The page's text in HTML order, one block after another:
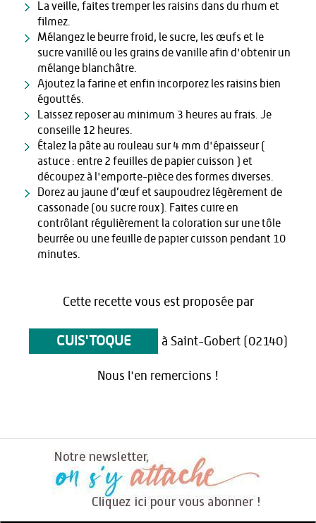
La veille, faites tremper les raisins dans du rhum et
filmez.
Mélangez le beurre froid, le sucre, les œufs et le
sucre vanillé ou les grains de vanille afin d'obtenir un
mélange blanchâtre.
Ajoutez la farine et enfin incorporez les raisins bien
égouttés.
Laissez reposer au minimum 3 heures au frais. Je
conseille 12 heures.
Étalez la pâte au rouleau sur 4 mm d'épaisseur (
astuce : entre 2 feuilles de papier cuisson ) et
découpez à l'emporte-pièce des formes diverses.
Dorez au jaune d’œuf et saupoudrez légèrement de
cassonade (ou sucre roux). Faites cuire en
contrôlant régulièrement la coloration sur une tôle
beurrée ou une feuille de papier cuisson pendant 10
minutes.
Cette recette vous est proposée par
CUIS'TOQUE à Saint-Gobert (02140)
Nous l'en remercions !